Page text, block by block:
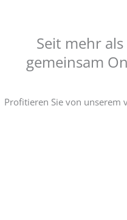
Seit mehr
gemeinsam
Profitieren Sie von unserem